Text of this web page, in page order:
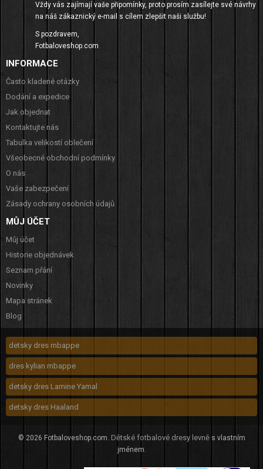
Vždy vás zajímají vaše připomínky, proto prosím zasílejte své návrhy
na náš zákaznický e-mail s cílem zlepšit naši službu!
S pozdravem,
Fotbaloveshop.com
INFORMACE
Často kladené otázky
Dodání a expedice
Jak objednat
Kontaktujte nás
Tabulka velikostí oblečení
Všeobecné obchodní podmínky
O nás
Vaše zabezpečení
Zásady ochrany osobních údajů
MŮJ ÚČET
Můj účet
Historie objednávek
Seznam přání
Novinky
Mapa stránek
Blog
detsky dres mbappe
dres kylian mbappe
detsky dres Lamine Yamal
detsky dres Haaland
© 2026 Fotbaloveshop.com. Dětské fotbalové dresy levněs vlastním
jménem.